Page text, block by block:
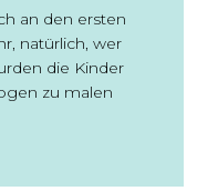
an den ersten
natürlich, wer
die Kinder
zu malen